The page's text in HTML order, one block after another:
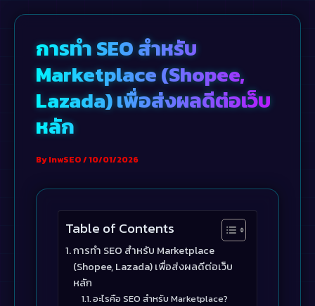
contentการทำ SEO สำหรับ
Marketplace (Shopee,
Lazada) เพื่อส่งผลดีต่อเว็บ
หลัก
ByInwSEO/10/01/2026
Table of Contents
การทำ SEO สำหรับ Marketplace
(Shopee, Lazada) เพื่อส่งผลดีต่อเว็บ
หลัก
อะไรคือ SEO สำหรับ Marketplace?